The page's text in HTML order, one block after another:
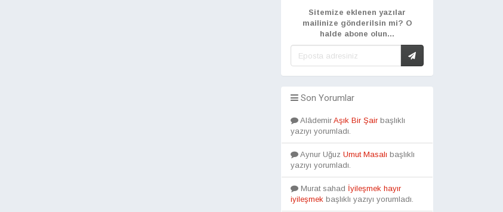
Sitemize eklenen yazılar
mailinize gönderilsin mi? O
halde abone olun...
Son Yorumlar
Alâdemir Aşık Bir Şair başlıklı
yazıyı yorumladı.
Aynur Uğuz Umut Masalı başlıklı
yazıyı yorumladı.
Murat sahad İyileşmek hayır
iyileşmek başlıklı yazıyı yorumladı.